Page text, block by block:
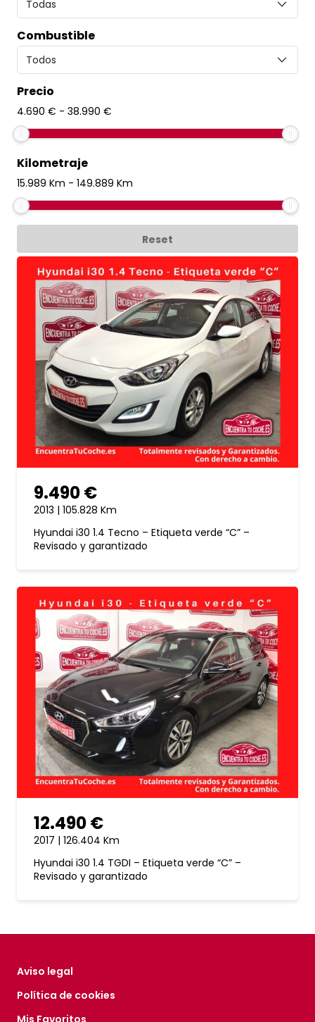
Combustible
Precio
4.690 € - 38.990 €
Kilometraje
15.989 Km - 149.889 Km
Reset
9.490 €
2013 | 105.828 Km
Hyundai i30 1.4 Tecno – Etiqueta verde “C” –
Revisado y garantizado
12.490 €
2017 | 126.404 Km
Hyundai i30 1.4 TGDI – Etiqueta verde “C” –
Revisado y garantizado
Aviso legal
Política de cookies